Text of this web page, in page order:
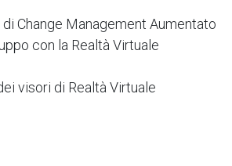
Change Management Aumentato
con la Realtà Virtuale
visori di Realtà Virtuale